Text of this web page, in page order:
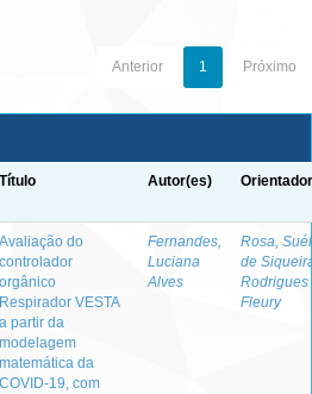
Anterior 1 Próximo
Título Autor(es)
Avaliação do
controlador
orgânico
Respirador VESTA
a partir da
modelagem
matemática da
COVID-19, com
Fernandes,
Luciana
Alves
Rosa,
de
Rodrigues
Fleury